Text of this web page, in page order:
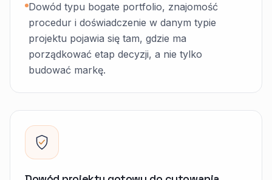
Dowód typu bogate portfolio, znajomość
procedur i doświadczenie w danym typie
projektu pojawia się tam, gdzie ma
porządkować etap decyzji, a nie tylko
budować markę.